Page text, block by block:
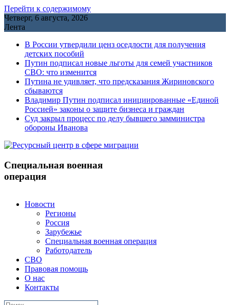
Перейти к содержимому
Четверг, 6 августа, 2026
Лента
В России утвердили ценз оседлости для получения
детских пособий
Путин подписал новые льготы для семей участников
СВО: что изменится
Путина не удивляет, что предсказания Жириновского
сбываются
Владимир Путин подписал инициированные «Единой
Россией» законы о защите бизнеса и граждан
Cуд закрыл процесс по делу бывшего замминистра
обороны Иванова
Специальная военная
операция
Новости
Регионы
Россия
Зарубежье
Специальная военная операция
Работодатель
СВО
Правовая помощь
О нас
Контакты